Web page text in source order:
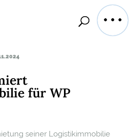
für WP
seiner Logistikimmobilie